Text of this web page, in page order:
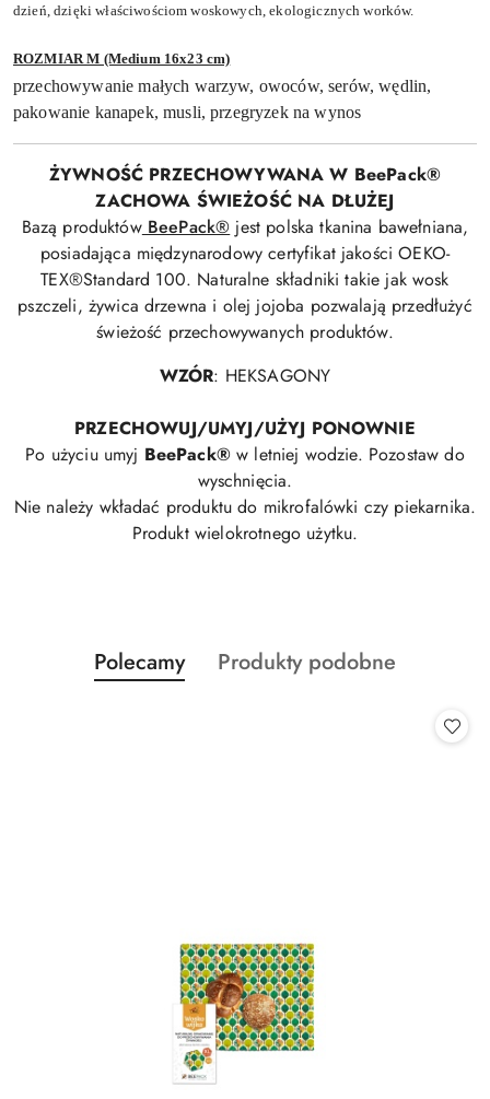
dzień, dzięki właściwościom woskowych, ekologicznych worków.
ROZMIAR M (Medium 16x23 cm)
przechowywanie małych warzyw, owoców, serów, wędlin,
pakowanie kanapek, musli, przegryzek na wynos
ŻYWNOŚĆ PRZECHOWYWANA W BeePack®
ZACHOWA ŚWIEŻOŚĆ NA DŁUŻEJ
Bazą produktów BeePack® jest polska tkanina bawełniana,
posiadająca międzynarodowy certyfikat jakości OEKO-
TEX®Standard 100. Naturalne składniki takie jak wosk
pszczeli, żywica drzewna i olej jojoba pozwalają przedłużyć
świeżość przechowywanych produktów.
WZÓR: HEKSAGONY
PRZECHOWUJ/UMYJ/UŻYJ PONOWNIE
Po użyciu umyj BeePack®w letniej wodzie. Pozostaw do
wyschnięcia.
Nie należy wkładać produktu do mikrofalówki czy piekarnika.
Produkt wielokrotnego użytku.
Pomiń karuzelę produktów
Produkty
o
Polecamy
Produkty
Produkty podobne